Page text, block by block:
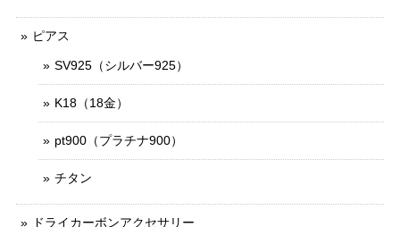
ピアス
SV925（シルバー925）
K18（18金）
pt900（プラチナ900）
チタン
ドライカーボンアクセサリー